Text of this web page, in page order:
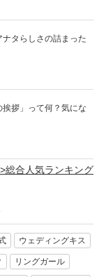
タらしさの詰まった
拶」って何？気にな
総合人気ランキング
ウェディングキス
リングガール